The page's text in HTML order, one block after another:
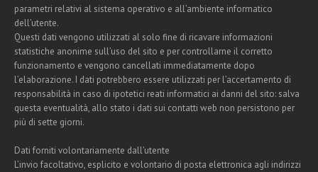
parametri relativi al sistema operativo e all’ambiente informatico
dell’utente.
Questi dati vengono utilizzati al solo fine di ricavare informazioni
statistiche anonime sull’uso del sito e per controllarne il corretto
funzionamento e vengono cancellati immediatamente dopo
l’elaborazione. I dati potrebbero essere utilizzati per l’accertamento di
responsabilità in caso di ipotetici reati informatici ai danni del sito: salva
questa eventualità, allo stato i dati sui contatti web non persistono per
più di sette giorni.
Dati forniti volontariamente dall’utente
L’invio facoltativo, esplicito e volontario di posta elettronica agli indirizzi